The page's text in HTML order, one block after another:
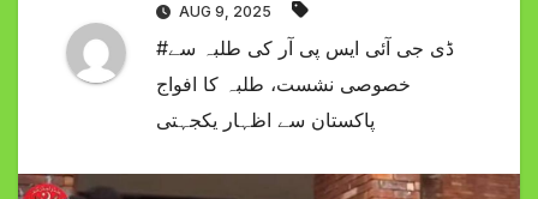
AUG 9, 2025
#ڈی جی آئی ایس پی آر کی طلبہ سے
خصوصی نشست، طلبہ کا افواج
پاکستان سے اظہار یکجہتی